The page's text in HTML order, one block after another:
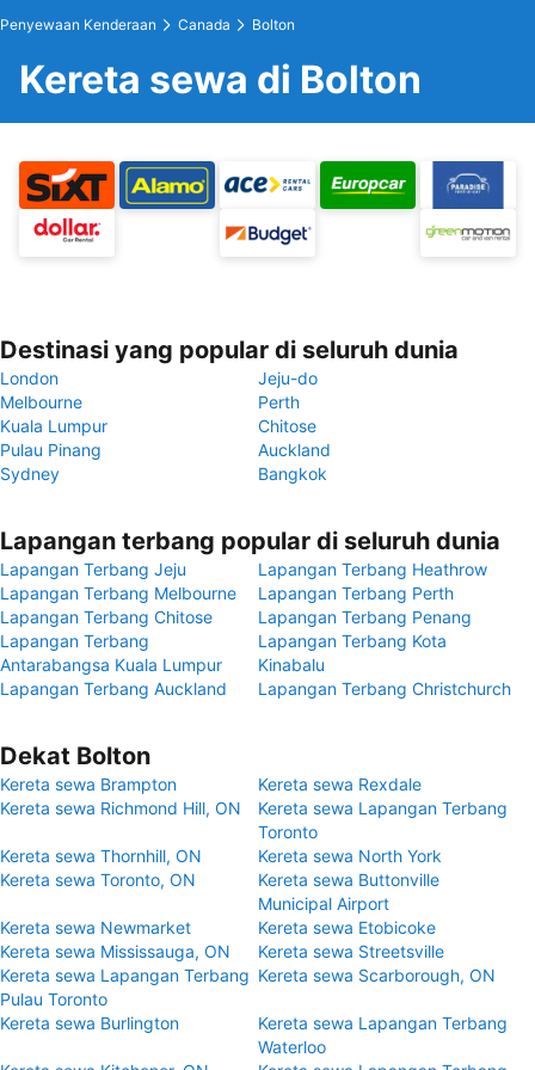
Penyewaan Kenderaan Canada Bolton
Kereta sewa di Bolton
Destinasi yang popular di seluruh dunia
London
Jeju-do
Melbourne
Perth
Kuala Lumpur
Chitose
Pulau Pinang
Auckland
Sydney
Bangkok
Lapangan terbang popular di seluruh dunia
Lapangan Terbang Jeju
Lapangan Terbang Heathrow
Lapangan Terbang Melbourne
Lapangan Terbang Perth
Lapangan Terbang Chitose
Lapangan Terbang Penang
Lapangan Terbang
Antarabangsa Kuala Lumpur
Lapangan Terbang Kota
Kinabalu
Lapangan Terbang Auckland
Lapangan Terbang Christchurch
Dekat Bolton
Kereta sewa Brampton
Kereta sewa Rexdale
Kereta sewa Richmond Hill, ON
Kereta sewa Lapangan Terbang
Toronto
Kereta sewa Thornhill, ON
Kereta sewa North York
Kereta sewa Toronto, ON
Kereta sewa Buttonville
Municipal Airport
Kereta sewa Newmarket
Kereta sewa Etobicoke
Kereta sewa Mississauga, ON
Kereta sewa Streetsville
Kereta sewa Lapangan Terbang
Pulau Toronto
Kereta sewa Scarborough, ON
Kereta sewa Burlington
Kereta sewa Lapangan Terbang
Waterloo